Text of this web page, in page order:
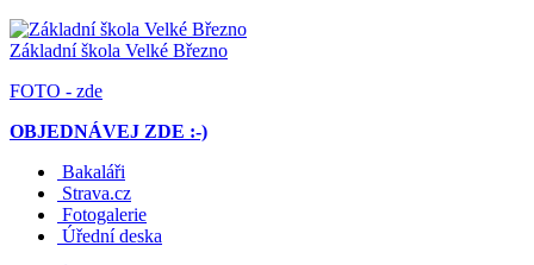
Základní škola Velké Březno
FOTO - zde
OBJEDNÁVEJ ZDE :-)
Bakaláři
Strava.cz
Fotogalerie
Úřední deska